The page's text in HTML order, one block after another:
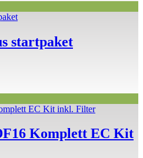
startpaket
Komplett EC Kit